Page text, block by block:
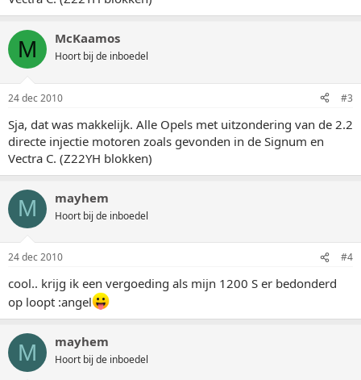
M McKaamos
Hoort bij de inboedel
24 dec 2010 #3
Sja, dat was makkelijk. Alle Opels met uitzondering van de 2.2
directe injectie motoren zoals gevonden in de Signum en
Vectra C. (Z22YH blokken)
M mayhem
Hoort bij de inboedel
24 dec 2010 #4
cool.. krijg ik een vergoeding als mijn 1200 S er bedonderd
op loopt :angel
M mayhem
Hoort bij de inboedel